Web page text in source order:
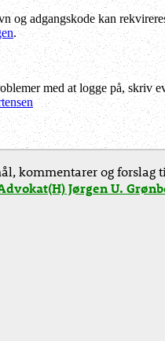
og adgangskode kan
.
med at logge på, skriv
kommentarer og forslag
Jørgen U.